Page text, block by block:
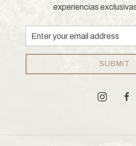
experiencias
Email
Address
SUBMIT
instagram